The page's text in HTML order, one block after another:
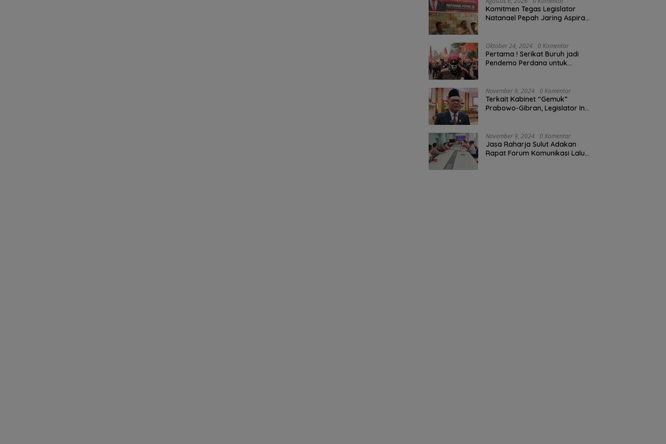
Komitmen Tegas Legislator
Natanael Pepah Jaring Aspirasi
Infrastruktur
Oktober 24, 2024 0 Komentar
Pertama ! Serikat Buruh jadi
Pendemo Perdana untuk
November 9, 2024 0 Komentar
Terkait Kabinet “Gemuk”
Prabowo-Gibran, Legislator Ini
November 9, 2024 0 Komentar
Jasa Raharja Sulut Adakan
Rapat Forum Komunikasi Lalu